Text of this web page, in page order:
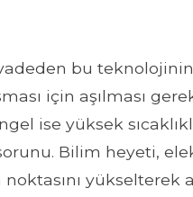
bu teknolojinin
için aşılması
ise yüksek
Bilim heyeti,
yükselterek